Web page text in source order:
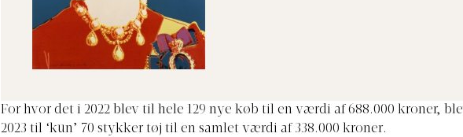
For hvor det i 2022 blev til hele 129 nye køb til en værdi af 688.000 kroner,
2023 til ‘kun’ 70 stykker tøj til en samlet værdi af 338.000 kroner.